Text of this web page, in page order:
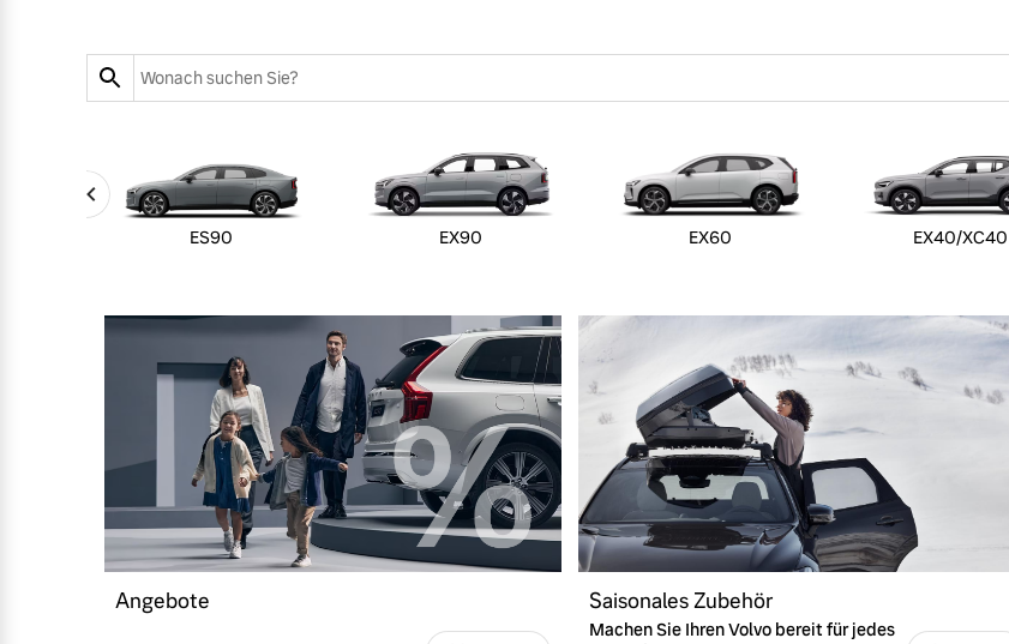
Zubehörkatalog
Service by Volvo
ES90 EX90 EX60 EX40/XC40
Angebote Saisonales Zubehör
Machen Sie Ihren Volvo bereit für jedes